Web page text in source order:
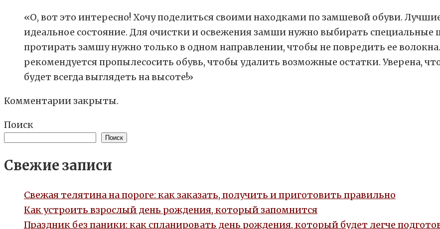
«О, вот это интересно! Хочу поделиться своими находками по замшевой обуви.
идеальное состояние. Для очистки и освежения замши нужно выбирать
протирать замшу нужно только в одном направлении, чтобы не повредить ее
рекомендуется пропылесосить обувь, чтобы удалить возможные остатки. Уверена,
будет всегда выглядеть на высоте!»
Комментарии закрыты.
Поиск
Поиск
Свежие записи
Свежая телятина на пороге: как заказать, получить и приготовить правильно
Как устроить взрослый день рождения, который запомнится
Праздник без паники: как спланировать день рождения, который будет легче